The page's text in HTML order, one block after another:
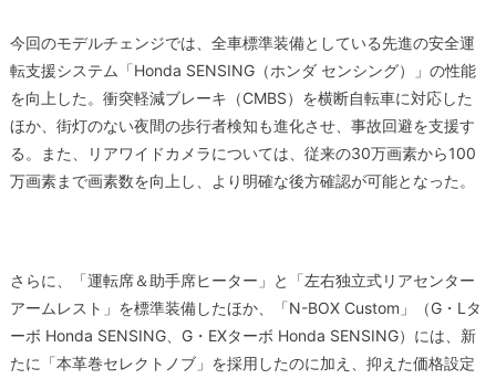
今回のモデルチェンジでは、全車標準装備としている先進の安全運
転支援システム「Honda SENSING（ホンダ センシング）」の性能
を向上した。衝突軽減ブレーキ（CMBS）を横断自転車に対応した
ほか、街灯のない夜間の歩行者検知も進化させ、事故回避を支援す
る。また、リアワイドカメラについては、従来の30万画素から100
万画素まで画素数を向上し、より明確な後方確認が可能となった。
さらに、「運転席＆助手席ヒーター」と「左右独立式リアセンター
アームレスト」を標準装備したほか、「N-BOX Custom」（G・Lタ
ーボ Honda SENSING、G・EXターボ Honda SENSING）には、新
たに「本革巻セレクトノブ」を採用したのに加え、抑えた価格設定